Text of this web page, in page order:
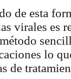
de esta
virales es
lo
de